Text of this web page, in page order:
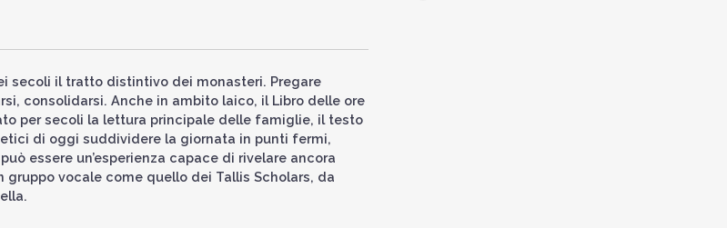
secoli il tratto distintivo dei monasteri. Pregare
consolidarsi. Anche in ambito laico, il Libro delle ore
per secoli la lettura principale delle famiglie, il testo
di oggi suddividere la giornata in punti fermi,
essere un’esperienza capace di rivelare ancora
vocale come quello dei Tallis Scholars, da